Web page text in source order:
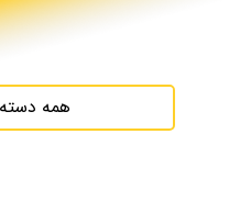
همه